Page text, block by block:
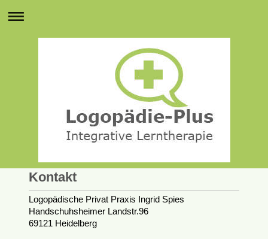
Kontakt
Logopädische Privat Praxis Ingrid Spies
Handschuhsheimer Landstr.96
69121 Heidelberg